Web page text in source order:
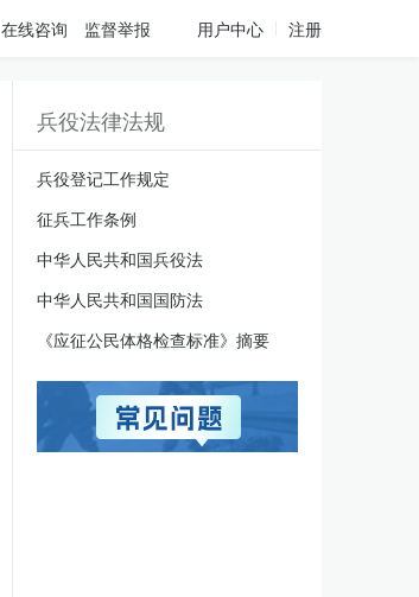
在线咨询 监督举报 用户中心 注册
兵役法律法规
兵役登记工作规定
征兵工作条例
中华人民共和国兵役法
中华人民共和国国防法
《应征公民体格检查标准》摘要